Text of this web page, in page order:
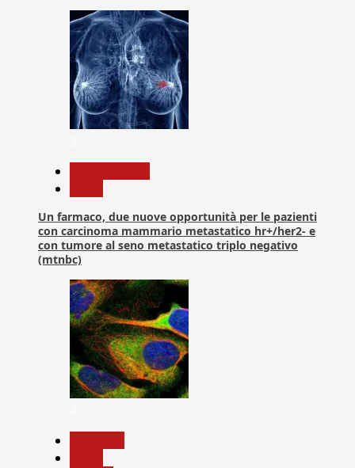
Un farmaco, due nuove opportunità per le pazienti
con carcinoma mammario metastatico hr+/her2- e
con tumore al seno metastatico triplo negativo
(mtnbc)